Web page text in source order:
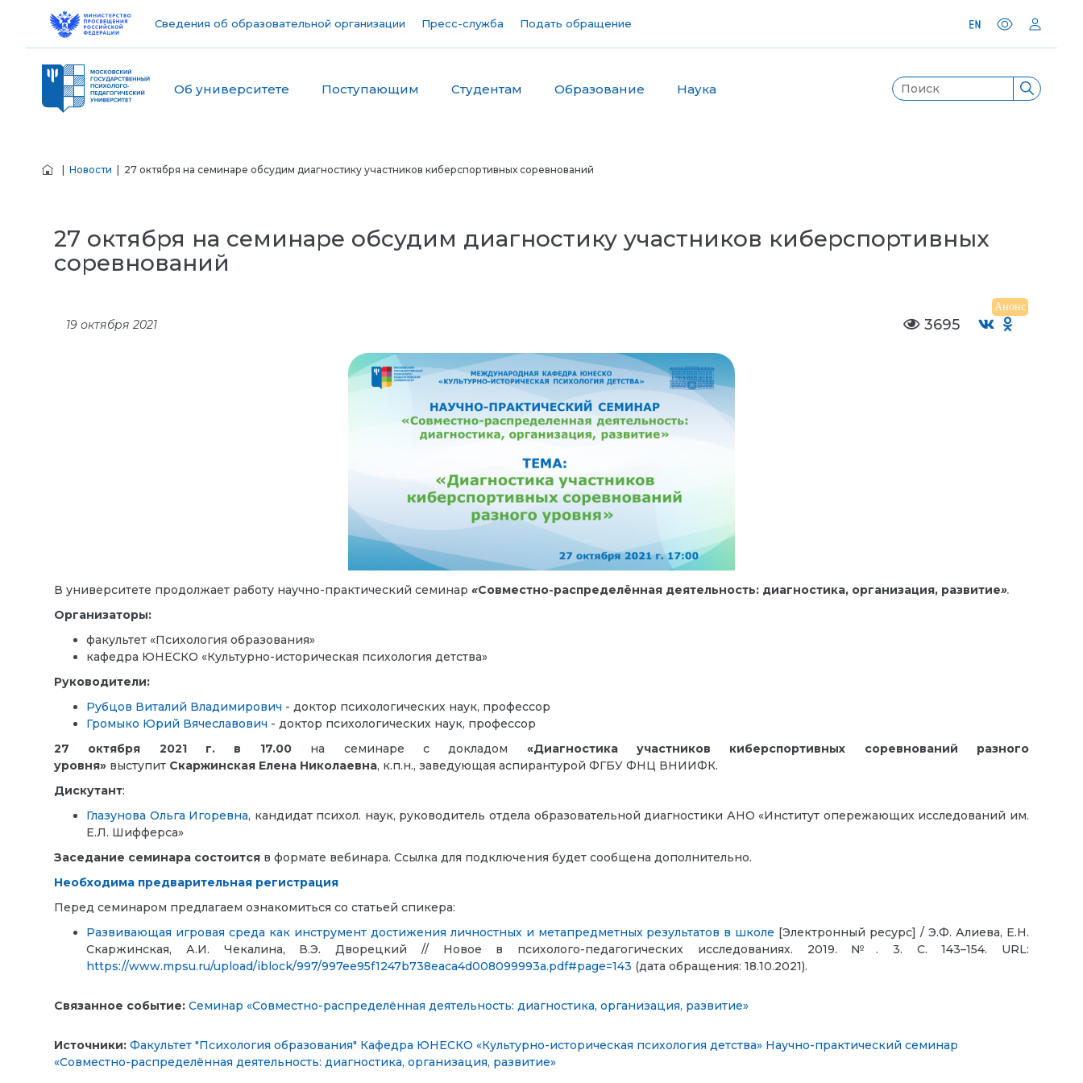
Сведения об образовательной организации Пресс-служба Подать обращение
Об университете Поступающим Студентам Образование Наука
Новости | 27 октября на семинаре обсудим диагностику участников киберспортивных соревнований
27 октября на семинаре обсудим диагностику участников киберспортивных
соревнований
Анонс
19 октября 2021 3695
В университете продолжает работу научно-практический семинар «Совместно-распределённая деятельность: диагностика, организация, развитие».
Организаторы:
факультет «Психология образования»
кафедра ЮНЕСКО «Культурно-историческая психология детства»
Руководители:
Рубцов Виталий Владимирович - доктор психологических наук, профессор
Громыко Юрий Вячеславович - доктор психологических наук, профессор
27 октября 2021 г. в 17.00 на семинаре с докладом «Диагностика участников киберспортивных соревнований разного
уровня» выступит Скаржинская Елена Николаевна, к.п.н., заведующая аспирантурой ФГБУ ФНЦ ВНИИФК.
Дискутант:
Глазунова Ольга Игоревна, кандидат психол. наук, руководитель отдела образовательной диагностики АНО «Институт опережающих исследований им.
Е.Л. Шифферса»
Заседание семинара состоится в формате вебинара. Ссылка для подключения будет сообщена дополнительно.
Необходима предварительная регистрация
Перед семинаром предлагаем ознакомиться со статьей спикера:
Развивающая игровая среда как инструмент достижения личностных и метапредметных результатов в школе [Электронный ресурс] / Э.Ф. Алиева, Е.Н.
Скаржинская, А.И. Чекалина, В.Э. Дворецкий // Новое в психолого-педагогических исследованиях. 2019. №. 3. С. 143–154. URL:
https://www.mpsu.ru/upload/iblock/997/997ee95f1247b738eaca4d008099993a.pdf#page=143 (дата обращения: 18.10.2021).
Связанное событие: Семинар «Совместно-распределённая деятельность: диагностика, организация, развитие»
Источники: Факультет "Психология образования" Кафедра ЮНЕСКО «Культурно-историческая психология детства» Научно-практический семинар
«Совместно-распределённая деятельность: диагностика, организация, развитие»